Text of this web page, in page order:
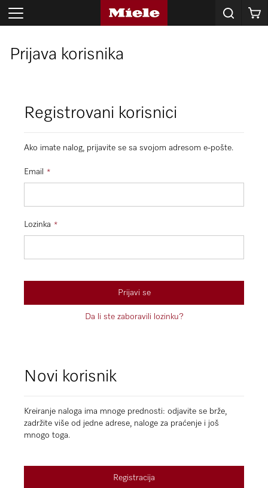
Korpa
Prijava korisnika
Registrovani korisnici
Ako imate nalog, prijavite se sa svojom adresom e-pošte.
Email
Lozinka
Prijavi se
Da li ste zaboravili lozinku?
Novi korisnik
Kreiranje naloga ima mnoge prednosti: odjavite se brže,
zadržite više od jedne adrese, naloge za praćenje i još
mnogo toga.
Registracija